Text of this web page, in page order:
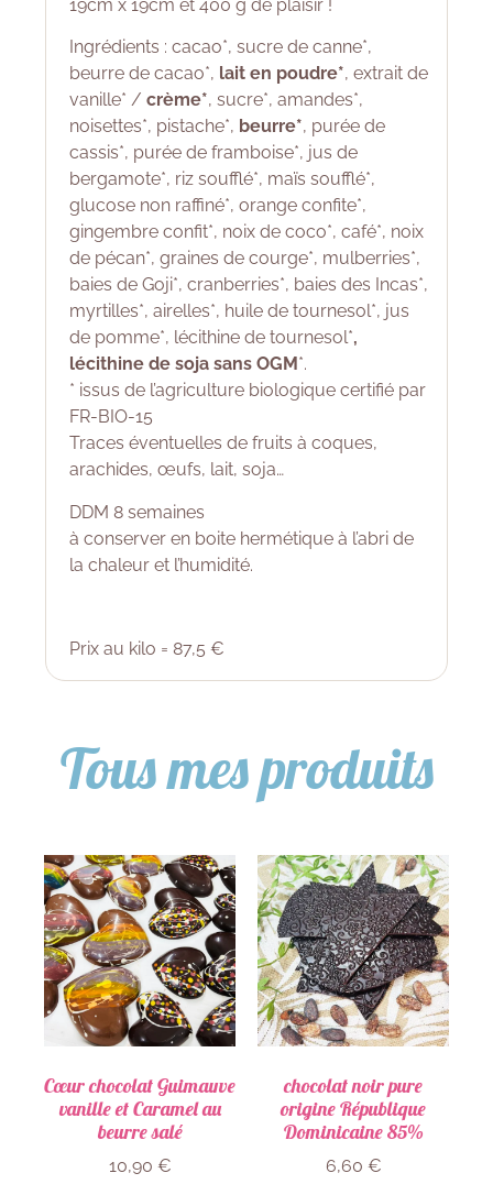
19cm x 19cm et 400 g de plaisir !
Ingrédients : cacao*, sucre de canne*,
beurre de cacao*, lait en poudre*, extrait de
vanille* / crème*, sucre*, amandes*,
noisettes*, pistache*, beurre*, purée de
cassis*, purée de framboise*, jus de
bergamote*, riz soufflé*, maïs soufflé*,
glucose non raffiné*, orange confite*,
gingembre confit*, noix de coco*, café*, noix
de pécan*, graines de courge*, mulberries*,
baies de Goji*, cranberries*, baies des Incas*,
myrtilles*, airelles*, huile de tournesol*, jus
de pomme*, lécithine de tournesol*,
lécithine de soja sans OGM *.
* issus de l’agriculture biologique certifié par
FR-BIO-15
Traces éventuelles de fruits à coques,
arachides, œufs, lait, soja…
DDM 8 semaines
à conserver en boite hermétique à l’abri de
la chaleur et l’humidité.
Prix au kilo = 87,5 €
Tous mes produits
Cœur chocolat Guimauve
vanille et Caramel au
beurre salé
10,90 €
chocolat noir pure
origine République
Dominicaine 85%
6,60 €